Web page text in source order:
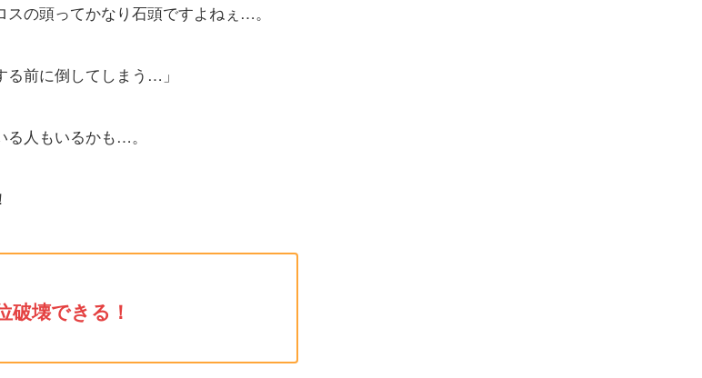
の頭ってかなり石頭ですよねぇ…。
る前に倒してしまう…」
人もいるかも…。
破壊できる！